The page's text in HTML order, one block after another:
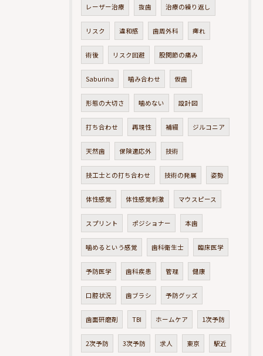
レーザー治療 抜歯 治療の繰り返し
リスク 違和感 歯周外科 痺れ
術後 リスク回避 股関節の痛み
Saburina 噛み合わせ 仮歯
形態の大切さ 噛めない 設計図
打ち合わせ 再現性 補綴 ジルコニア
天然歯 保険適応外 技術
技工士との打ち合わせ 技術の発展 姿勢
体性感覚 体性感覚刺激 マウスピース
スプリント ポジショナー 本歯
噛めるという感覚 歯科衛生士 臨床医学
予防医学 歯科疾患 管理 健康
口腔状況 歯ブラシ 予防グッズ
歯面研磨剤 TBI ホームケア 1次予防
2次予防 3次予防 求人 東京 駅近